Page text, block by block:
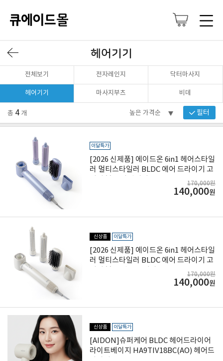
헤어기기
전체보기 전자레인지 닥터마사지
헤어기기 마사지부츠 비데
총 4 개 필터
이달특가
[2026 신제품] 에이드온 6in1 헤어스타일
러 멀티스타일러 BLDC 에어 드라이기 고
데기 볼륨 라벤더퍼플 ASE13TPUB170,000원
140,000원
신상품 이달특가
[2026 신제품] 에이드온 6in1 헤어스타일
러 멀티스타일러 BLDC 에어 드라이기 고
데기 볼륨 샌드 그레이 ASE13TLGB170,000원
140,000원
신상품 이달특가
[AIDON]슈퍼케어 BLDC 헤어드라이어
라이트베이지 HA9TIV18BC(AO) 헤어드